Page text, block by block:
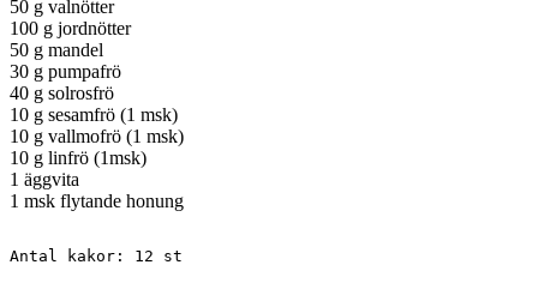
50 g valnötter
100 g jordnötter
50 g mandel
30 g pumpafrö
40 g solrosfrö
10 g sesamfrö (1 msk)
10 g vallmofrö (1 msk)
10 g linfrö (1msk)
1 äggvita
1 msk flytande honung